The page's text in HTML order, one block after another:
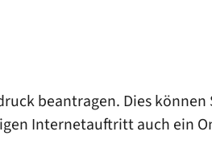
beantragen. Dies
Internetauftritt auch ein